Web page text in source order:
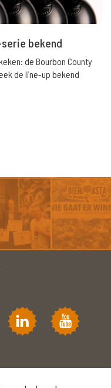
bekend
de Bourbon County
de line-up bekend